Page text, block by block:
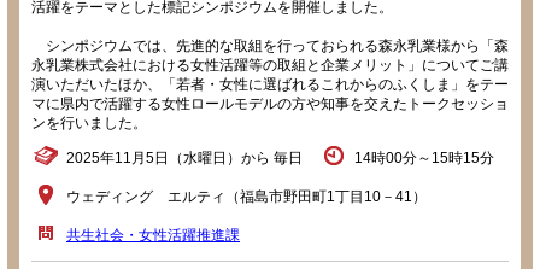
活躍をテーマとした標記シンポジウムを開催しました。
シンポジウムでは、先進的な取組を行っておられる森永乳業様から「森
永乳業株式会社における女性活躍等の取組と企業メリット」についてご講
演いただいたほか、「若者・女性に選ばれるこれからのふくしま」をテー
マに県内で活躍する女性ロールモデルの方や知事を交えたトークセッショ
ンを行いました。
2025年11月5日（水曜日）から 毎日 14時00分～15時15分
ウェディング エルティ（福島市野田町1丁目10－41）
共生社会・女性活躍推進課